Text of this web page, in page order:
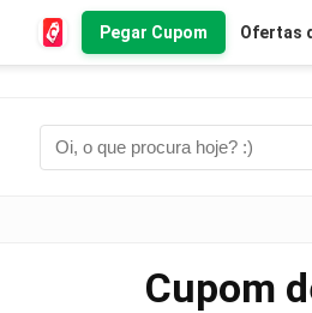
Pegar Cupom Ofertas
Cupom